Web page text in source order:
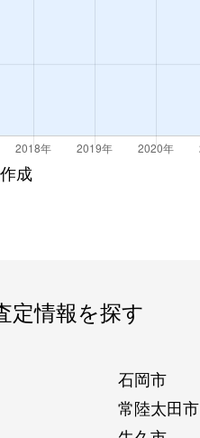
成
定情報を探す
石岡市
常陸太田市